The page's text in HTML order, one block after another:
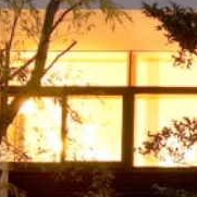
コンサルテ
お客様の声
セミナー講